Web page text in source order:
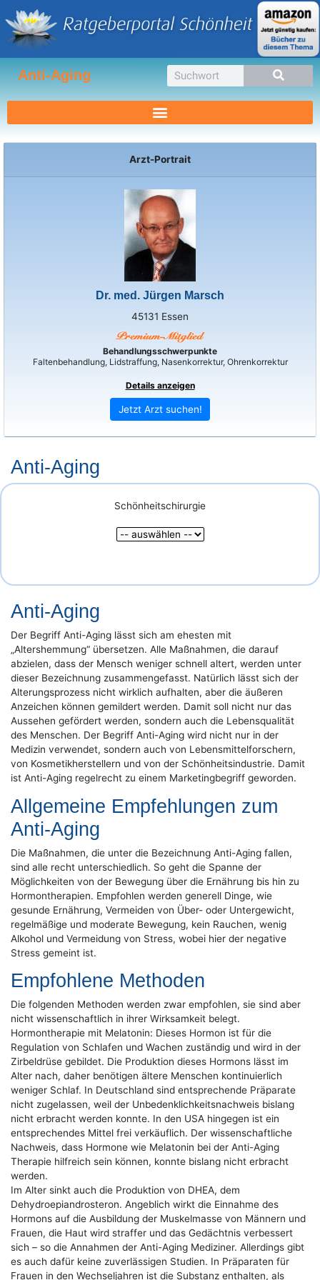
Inhalt
springen
Anti-Aging Suche
Arzt-Portrait
Dr. med. Jürgen Marsch
45131 Essen
Behandlungsschwerpunkte
Faltenbehandlung, Lidstraffung, Nasenkorrektur, Ohrenkorrektur
Details anzeigen
Jetzt Arzt suchen!
Anti-Aging
Schönheitschirurgie
Anti-Aging
Der Begriff Anti-Aging lässt sich am ehesten mit
„Altershemmung“ übersetzen. Alle Maßnahmen, die darauf
abzielen, dass der Mensch weniger schnell altert, werden unter
dieser Bezeichnung zusammengefasst. Natürlich lässt sich der
Alterungsprozess nicht wirklich aufhalten, aber die äußeren
Anzeichen können gemildert werden. Damit soll nicht nur das
Aussehen gefördert werden, sondern auch die Lebensqualität
des Menschen. Der Begriff Anti-Aging wird nicht nur in der
Medizin verwendet, sondern auch von Lebensmittelforschern,
von Kosmetikherstellern und von der Schönheitsindustrie. Damit
ist Anti-Aging regelrecht zu einem Marketingbegriff geworden.
Allgemeine Empfehlungen zum
Anti-Aging
Die Maßnahmen, die unter die Bezeichnung Anti-Aging fallen,
sind alle recht unterschiedlich. So geht die Spanne der
Möglichkeiten von der Bewegung über die Ernährung bis hin zu
Hormontherapien. Empfohlen werden generell Dinge, wie
gesunde Ernährung, Vermeiden von Über- oder Untergewicht,
regelmäßige und moderate Bewegung, kein Rauchen, wenig
Alkohol und Vermeidung von Stress, wobei hier der negative
Stress gemeint ist.
Empfohlene Methoden
Die folgenden Methoden werden zwar empfohlen, sie sind aber
nicht wissenschaftlich in ihrer Wirksamkeit belegt.
Hormontherapie mit Melatonin: Dieses Hormon ist für die
Regulation von Schlafen und Wachen zuständig und wird in der
Zirbeldrüse gebildet. Die Produktion dieses Hormons lässt im
Alter nach, daher benötigen ältere Menschen kontinuierlich
weniger Schlaf. In Deutschland sind entsprechende Präparate
nicht zugelassen, weil der Unbedenklichkeitsnachweis bislang
nicht erbracht werden konnte. In den USA hingegen ist ein
entsprechendes Mittel frei verkäuflich. Der wissenschaftliche
Nachweis, dass Hormone wie Melatonin bei der Anti-Aging
Therapie hilfreich sein können, konnte bislang nicht erbracht
werden.
Im Alter sinkt auch die Produktion von DHEA, dem
Dehydroepiandrosteron. Angeblich wirkt die Einnahme des
Hormons auf die Ausbildung der Muskelmasse von Männern und
Frauen, die Haut wird straffer und das Gedächtnis verbessert
sich – so die Annahmen der Anti-Aging Mediziner. Allerdings gibt
es auch dafür keine zuverlässigen Studien. In Präparaten für
Frauen in den Wechseljahren ist die Substanz enthalten, als